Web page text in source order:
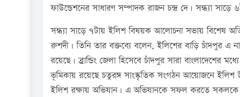
ফাউন্ডেশনের সাধারণ সম্পাদক রাজন চন্দ্র দে। সন্ধ্যা সাড়ে
সন্ধ্যা সাড়ে ৭টায় ইলিশ বিষয়ক আলোচনা সভায় বিশেষ
রুশদী। তিনি তার বক্তব্যে বলেন, ইলিশের বাড়ি চাঁদপুর
রয়েছে। ব্র্রান্ডিং জেলা হিসেবে চাঁদপুর সারা
ভূমিকায় রয়েছে চতুরঙ্গ সাংস্কৃতিক সংগঠন আয়োজনে ইলিশ
ইলিশ রক্ষায় অভিযান। এ অভিযানকে সফল করতে